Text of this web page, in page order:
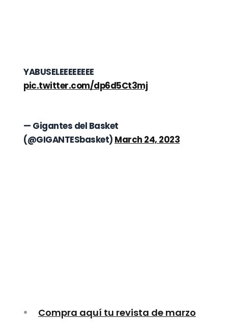
YABUSELEEEEEEEE
pic.twitter.com/dp6d5Ct3mj
— Gigantes del Basket
(@GIGANTESbasket) March 24, 2023
Compra aquí tu revista de marzo